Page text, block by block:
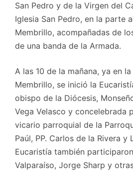
San Pedro y de la Virgen del
Iglesia San Pedro, en la parte
Membrillo, acompañadas de
de una banda de la Armada.
A las 10 de la mañana, ya en
Membrillo, se inició la
obispo de la Diócesis,
Vega Velasco y concelebrada
vicario parroquial de la
Paúl, PP. Carlos de la Rivera y
Eucaristía también
Valparaíso, Jorge Sharp y